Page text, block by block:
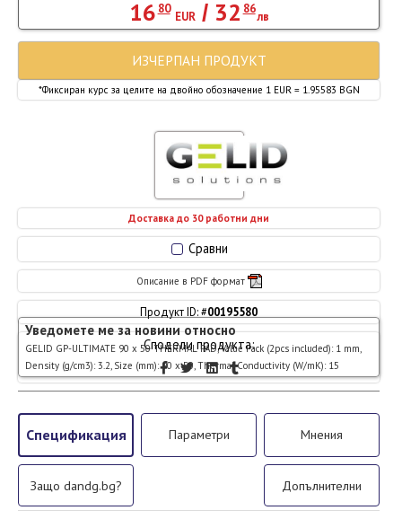
Сравни
Описание в PDF формат
Продукт ID: #00195580
Сподели продукта:
Доставка до 30 работни дни
16 80
EUR/ 32 86
лв
*Фиксиран курс за целите на двойно обозначение 1 EUR = 1.95583 BGN
ИЗЧЕРПАН ПРОДУКТ
Уведомете ме за новини относно
GELID GP-ULTIMATE 90 x 50 THERMAL PAD, Value Pack (2pcs included): 1 mm,
Density (g/cm3): 3.2, Size (mm): 90 x 50, Thermal Conductivity (W/mK): 15
Спецификация Параметри Мнения
Защо dandg.bg? Допълнителни